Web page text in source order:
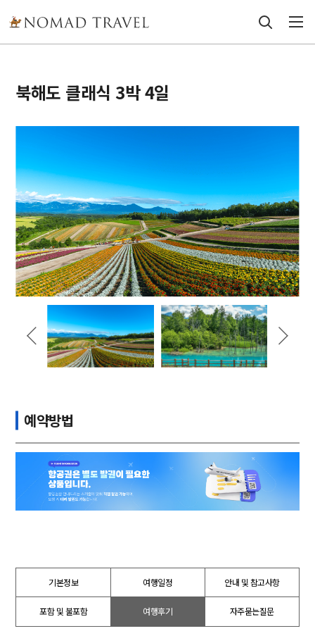
북해도 클래식 3박 4일
예약방법
기본정보 여행일정 안내 및 참고사항
포함 및 불포함 여행후기 자주묻는질문